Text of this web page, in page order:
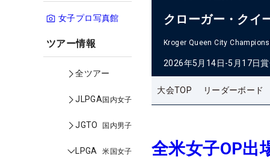
女子プロ写真館
ツアー情報
全ツアー
JLPGA国内女子
JGTO 国内男子
LPGA 米国女子
クローガー・クイ
Kroger Queen City
2026年5月14日-5月17日
大会TOP リーダーボード
全米女子OP